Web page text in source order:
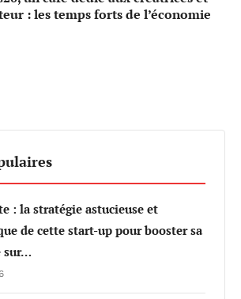
: les temps forts de l’économie
: la stratégie astucieuse et
de cette start-up pour booster sa
sur…